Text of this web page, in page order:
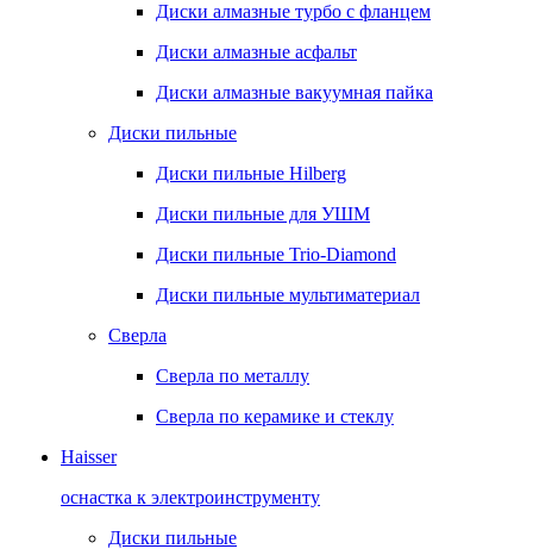
Диски алмазные турбо с фланцем
Диски алмазные асфальт
Диски алмазные вакуумная пайка
Диски пильные
Диски пильные Hilberg
Диски пильные для УШМ
Диски пильные Trio-Diamond
Диски пильные мультиматериал
Сверла
Сверла по металлу
Сверла по керамике и стеклу
Haisser
оснастка к электроинструменту
Диски пильные